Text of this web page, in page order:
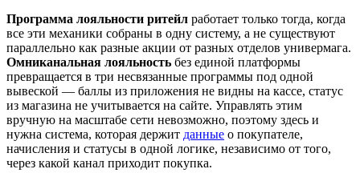
Программа лояльности ритейл работает только тогда, когда
все эти механики собраны в одну систему, а не существуют
параллельно как разные акции от разных отделов универмага.
Омниканальная лояльность без единой платформы
превращается в три несвязанные программы под одной
вывеской — баллы из приложения не видны на кассе, статус
из магазина не учитывается на сайте. Управлять этим
вручную на масштабе сети невозможно, поэтому здесь и
нужна система, которая держит данные о покупателе,
начисления и статусы в одной логике, независимо от того,
через какой канал приходит покупка.